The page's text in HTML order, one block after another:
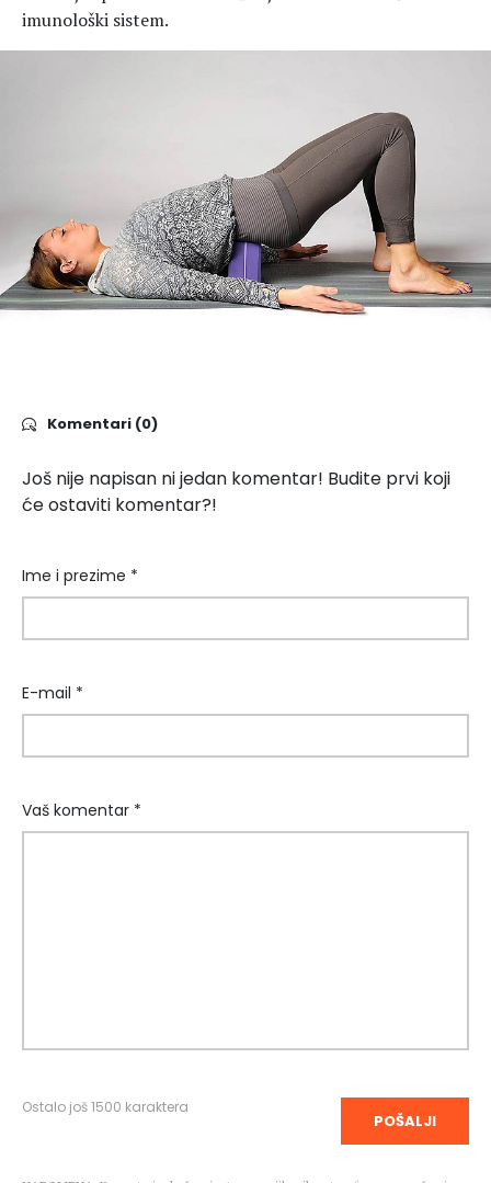
imunološki sistem.
Komentari (0)
Još nije napisan ni jedan komentar! Budite prvi koji
će ostaviti komentar?!
Ime i prezime *
E-mail *
Vaš komentar *
Ostalo još1500 karaktera
POŠALJI